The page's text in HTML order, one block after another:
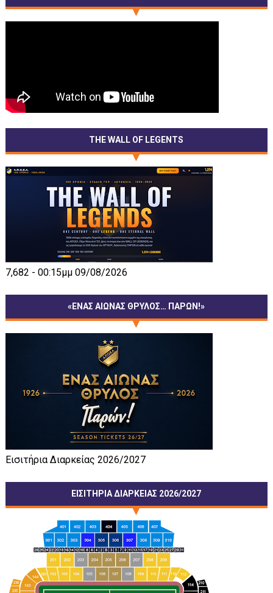
THE WALL OF LEGENTS
7,682 - 00:15μμ 09/08/2026
«ΕΝΑΣ ΑΙΩΝΑΣ ΘΡΥΛΟΣ… ΠΑΡΩΝ!»
Εισιτήρια Διαρκείας 2026/2027
ΕΙΣΙΤΗΡΙΑ ΔΙΑΡΚΕΙΑΣ 2026/2027